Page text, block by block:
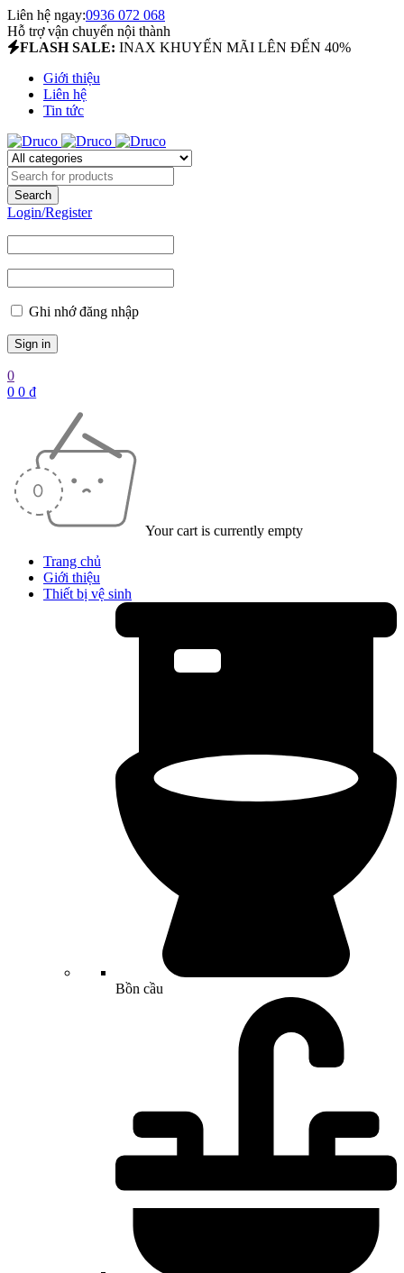
Liên hệ ngay:0936 072 068
Hỗ trợ vận chuyển nội thành
FLASH SALE: INAX KHUYẾN MÃI LÊN ĐẾN 40%
Giới thiệu
Liên hệ
Tin tức
Login/Register
Ghi nhớ đăng nhập
0
0 0 ₫
Your cart is currently empty
Trang chủ
Giới thiệu
Thiết bị vệ sinh
Bồn cầu